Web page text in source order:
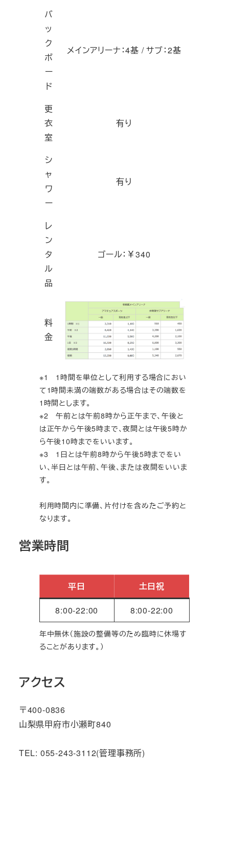
バ
ッ
ク
ボ
ー
ド
メインアリーナ：4基 / サブ：2基
更
衣
室
有り
シ
ャ
ワ
ー
有り
レ
ン
タ
ル
品
ゴール：￥340
料
金
※1 1時間を単位として利用する場合におい
て1時間未満の端数がある場合はその端数を
1時間とします。
※2 午前とは午前8時から正午まで、午後と
は正午から午後5時まで、夜間とは午後5時か
ら午後10時までをいいます。
※3 1日とは午前8時から午後5時までをい
い、半日とは午前、午後、または夜間をいいま
す。
利用時間内に準備、片付けを含めたご予約と
なります。
営業時間
平日 土日祝
8:00‐22:00 8:00‐22:00
年中無休（施設の整備等のため臨時に休場す
ることがあります。）
アクセス
〒400-0836
山梨県甲府市小瀬町840
TEL: 055-243-3112(管理事務所)